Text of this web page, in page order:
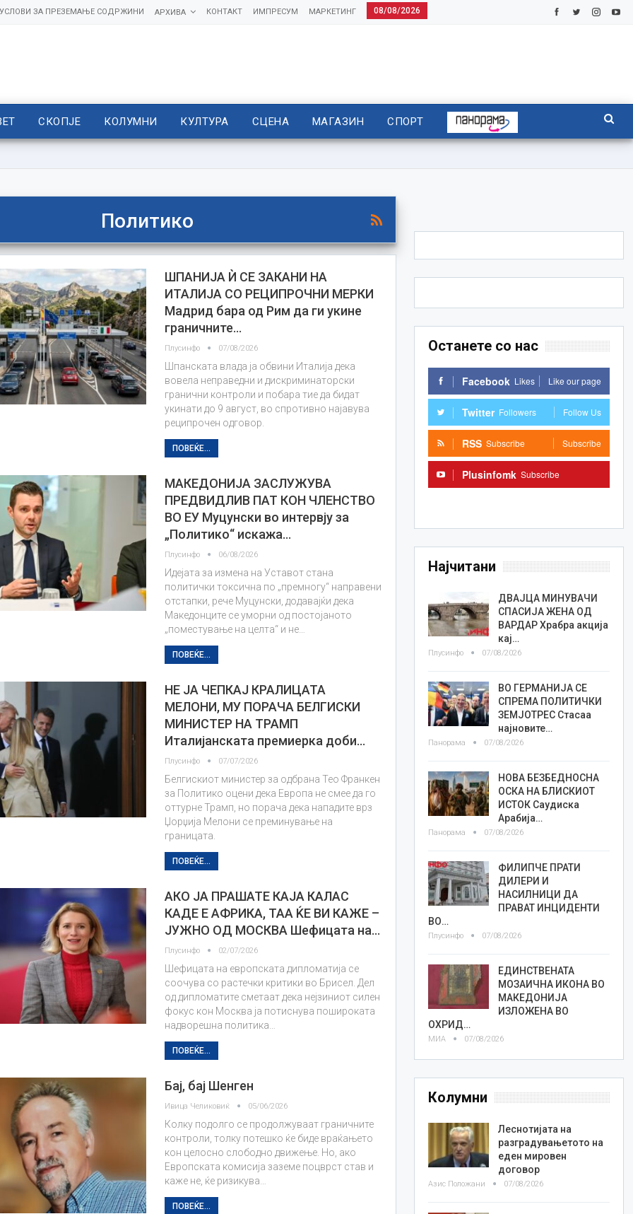
08/08/2026
МАРКЕТИНГ
ИМПРЕСУМ
КОНТАКТ
АРХИВА
ЗА ПРЕЗЕМАЊЕ СОДРЖИНИ
СКОПЈЕ КОЛУМНИ КУЛТУРА СЦЕНА МАГАЗИН СПОРТ
Политико
ШПАНИЈА Ѝ СЕ ЗАКАНИ НА
ИТАЛИЈА СО РЕЦИПРОЧНИ МЕРКИ
Мадрид бара од Рим да ги укине
граничните…
Плусинфо 07/08/2026
Шпанската влада ја обвини Италија дека
вовела неправедни и дискриминаторски
гранични контроли и побара тие да бидат
укинати до 9 август, во спротивно најавува
реципрочен одговор.
ПОВЕЌЕ...
МАКЕДОНИЈА ЗАСЛУЖУВА
ПРЕДВИДЛИВ ПАТ КОН ЧЛЕНСТВО
ВО ЕУ Муцунски во интервју за
„Политико“ искажа…
Плусинфо 06/08/2026
Идејата за измена на Уставот стана
политички токсична по „премногу“ направени
отстапки, рече Муцунски, додавајќи дека
Македонците се уморни од постојаното
„поместување на целта“ и не…
ПОВЕЌЕ...
НЕ ЈА ЧЕПКАЈ КРАЛИЦАТА
MEЛОНИ, МУ ПОРАЧА БЕЛГИСКИ
МИНИСТЕР НА ТРАМП
Италијанската премиерка доби…
Плусинфо 07/07/2026
Белгискиот министер за одбрана Тео Франкен
за Политико оцени дека Европа не смее да го
оттурне Трамп, но порача дека нападите врз
Џорџија Мелони се преминување на
границата.
ПОВЕЌЕ...
АКО ЈА ПРАШАТЕ КАЈА КАЛАС
КАДЕ Е АФРИКА, ТАА ЌЕ ВИ КАЖЕ –
ЈУЖНО ОД МОСКВА Шефицата на…
Плусинфо 02/07/2026
Шефицата на европската дипломатија се
соочува со растечки критики во Брисел. Дел
од дипломатите сметаат дека нејзиниот силен
фокус кон Москва ја потиснува пошироката
надворешна политика…
ПОВЕЌЕ...
Бај, бај Шенген
Ивица Челиковиќ 05/06/2026
Колку подолго се продолжуваат граничните
контроли, толку потешко ќе биде враќањето
кон целосно слободно движење. Но, ако
Европската комисија заземе поцврст став и
каже не, ќе ризикува…
ПОВЕЌЕ...
Останете со нас
Facebook Likes Like our page
Twitter Followers Follow Us
RSS Subscribe Subscribe
Plusinfomk Subscribe
Најчитани
ДВАЈЦА МИНУВАЧИ
СПАСИЈА ЖЕНА ОД
ВАРДАР Храбра акција
кај…
Плусинфо 07/08/2026
ВО ГЕРМАНИЈА СЕ
СПРЕМА ПОЛИТИЧКИ
ЗЕМЈОТРЕС Стасаа
најновите…
Панорама 07/08/2026
НОВА БЕЗБЕДНОСНА
ОСКА НА БЛИСКИОТ
ИСТОК Саудиска
Арабија…
Панорама 07/08/2026
ФИЛИПЧЕ ПРАТИ
ДИЛЕРИ И
НАСИЛНИЦИ ДА
ПРАВАТ ИНЦИДЕНТИ
ВО…
Плусинфо 07/08/2026
ЕДИНСТВЕНАТА
МОЗАИЧНА ИКОНА ВО
МАКЕДОНИЈА
ИЗЛОЖЕНА ВО
ОХРИД…
МИА 07/08/2026
Колумни
Леснотијата на
разградувањетото на
еден мировен
договор
Азис Положани 07/08/2026